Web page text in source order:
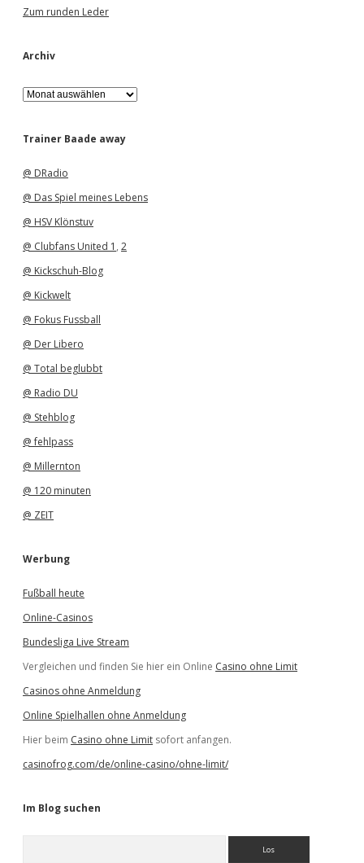
Zum runden Leder
Archiv
A
r
h
Trainer Baade away
@ DRadio
@ Das Spiel meines Lebens
@ HSV Klönstuv
@ Clubfans United 1 , 2
@ Kickschuh-Blog
@ Kickwelt
@ Fokus Fussball
@ Der Libero
@ Total beglubbt
@ Radio DU
@ Stehblog
@ fehlpass
@ Millernton
@ 120 minuten
@ ZEIT
Werbung
Fußball heute
Online-Casinos
Bundesliga Live Stream
Vergleichen und finden Sie hier ein Online Casino ohne Limit
Casinos ohne Anmeldung
Online Spielhallen ohne Anmeldung
Hier beim Casino ohne Limit sofort anfangen.
casinofrog.com/de/online-casino/ohne-limit/
Im Blog suchen